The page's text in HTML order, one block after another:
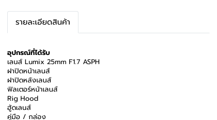
รายละเอียดสินค้า
อุปกรณ์ที่ได้รับ
เลนส์ Lumix 25mm F1.7 ASPH
ฝาปิดหน้าเลนส์
ฝาปิดหลังเลนส์
ฟิลเตอร์หน้าเลนส์
Rig Hood
ฮู้ดเลนส์
คู่มือ / กล่อง